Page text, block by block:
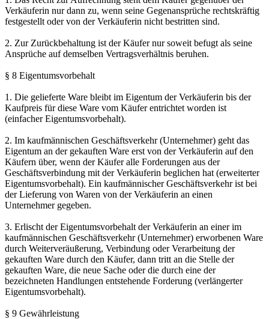
Verkäuferin nur dann zu, wenn seine Gegenansprüche rechtskräftig
festgestellt oder von der Verkäuferin nicht bestritten sind.
2. Zur Zurückbehaltung ist der Käufer nur soweit befugt als seine
Ansprüche auf demselben Vertragsverhältnis beruhen.
§ 8 Eigentumsvorbehalt
1. Die gelieferte Ware bleibt im Eigentum der Verkäuferin bis der
Kaufpreis für diese Ware vom Käufer entrichtet worden ist
(einfacher Eigentumsvorbehalt).
2. Im kaufmännischen Geschäftsverkehr (Unternehmer) geht das
Eigentum an der gekauften Ware erst von der Verkäuferin auf den
Käufern über, wenn der Käufer alle Forderungen aus der
Geschäftsverbindung mit der Verkäuferin beglichen hat (erweiterter
Eigentumsvorbehalt). Ein kaufmännischer Geschäftsverkehr ist bei
der Lieferung von Waren von der Verkäuferin an einen
Unternehmer gegeben.
3. Erlischt der Eigentumsvorbehalt der Verkäuferin an einer im
kaufmännischen Geschäftsverkehr (Unternehmer) erworbenen Ware
durch Weiterveräußerung, Verbindung oder Verarbeitung der
gekauften Ware durch den Käufer, dann tritt an die Stelle der
gekauften Ware, die neue Sache oder die durch eine der
bezeichneten Handlungen entstehende Forderung (verlängerter
Eigentumsvorbehalt).
§ 9 Gewährleistung